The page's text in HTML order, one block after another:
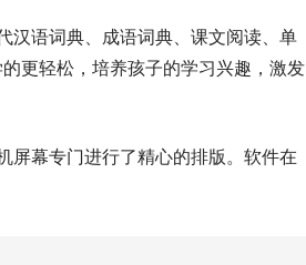
汉语词典、成语词典、课文阅读、单
更轻松，培养孩子的学习兴趣，激发
屏幕专门进行了精心的排版。软件在